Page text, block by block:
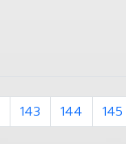
143 144 145